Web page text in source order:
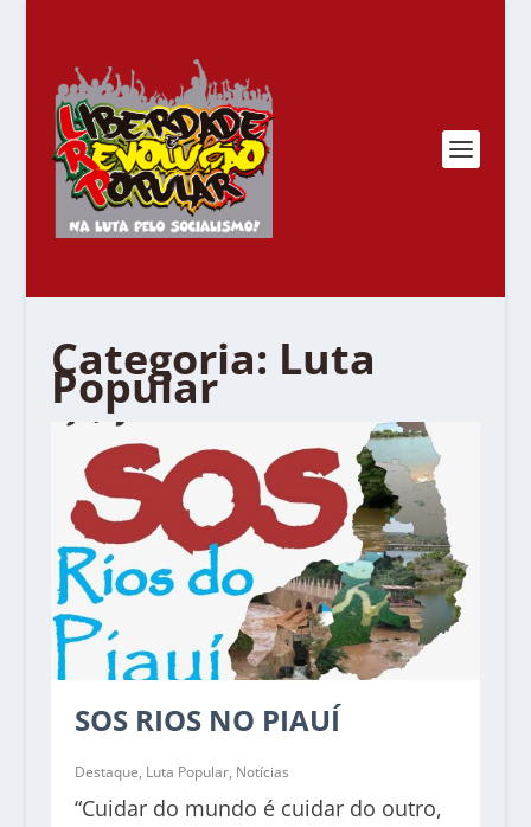
Categoria: Luta
Popular
SOS RIOS NO PIAUÍ
Destaque, Luta Popular, Notícias
“Cuidar do mundo é cuidar do outro,